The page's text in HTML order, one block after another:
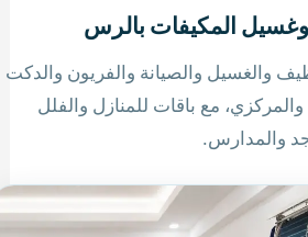
المكيفات بالرس
والغسيل والصيانة والفريون والدكت
مع باقات للمنازل والفلل
والمدارس.